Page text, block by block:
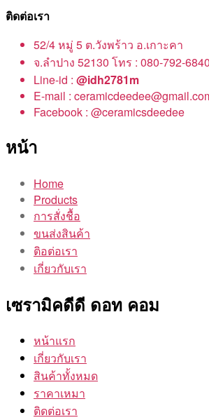
ติดต่อเรา
52/4 หมู่ 5 ต.วังพร้าว อ.เกาะคา
จ.ลำปาง 52130 โทร : 080-792-6840
Line-id : @idh2781m
E-mail :
Facebook : @ceramicsdeedee
หน้า
Home
Products
การสั่งชื้อ
ขนส่งสินค้า
ติอต่อเรา
เกี่ยวกับเรา
เซรามิคดีดี ดอท คอม
หน้าแรก
เกี่ยวกับเรา
สินค้าทั้งหมด
ราคาเหมา
ติดต่อเรา